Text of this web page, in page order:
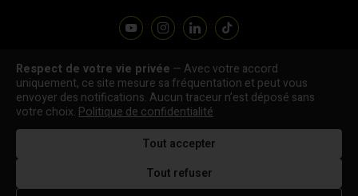
Association "Parler d'sa vie" © Depuis 1997 - Tous droits réservés |
Signaler une erreur |Confidentialité|Gestion des cookies|Dernière
mise à jour : 05/08/2026
DESIGNED &
DEVELOPED BY
Respect de votre vie privée — Avec votre accord
uniquement, ce site mesure sa fréquentation et peut vous
envoyer des notifications. Aucun traceur n’est déposé sans
votre choix. Politique de confidentialité
Tout accepter
Tout refuser